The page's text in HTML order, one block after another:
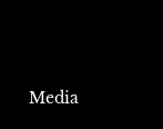
Media